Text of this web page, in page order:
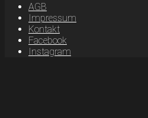
AGB
Impressum
Kontakt
Facebook
Instagram